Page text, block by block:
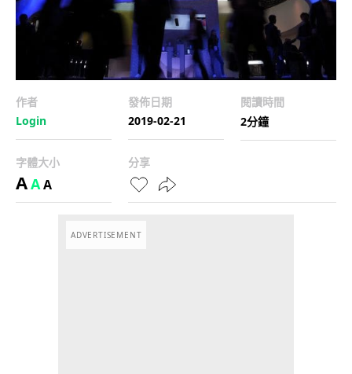
作者
Login
發佈日期
2019-02-21
閱讀時間
2分鐘
字體大小
AAA
分享
ADVERTISEMENT